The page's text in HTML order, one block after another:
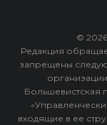
©
Редакция
запрещены
Большевистская
входящие в ее